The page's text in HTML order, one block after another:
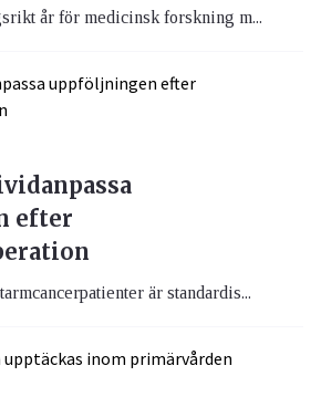
år för medicinsk forskning m...
efter
är standardis...